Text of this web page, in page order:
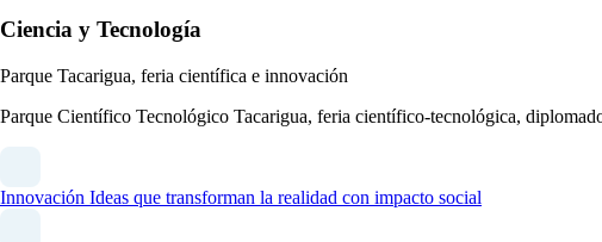
Ciencia y Tecnología
Parque Tacarigua, feria científica e innovación
Parque Científico Tecnológico Tacarigua, feria científico-tecnológica,
Innovación Ideas que transforman la realidad con impacto social